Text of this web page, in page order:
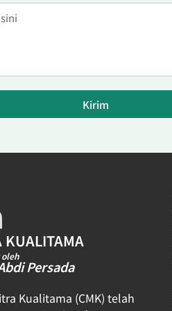
Kirim
KUALITAMA
Persada
Kualitama (CMK) telah